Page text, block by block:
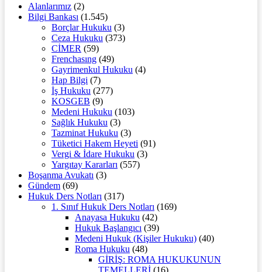
Alanlarımız (2)
Bilgi Bankası (1.545)
Borçlar Hukuku (3)
Ceza Hukuku (373)
CİMER (59)
Frenchasıng (49)
Gayrimenkul Hukuku (4)
Hap Bilgi (7)
İş Hukuku (277)
KOSGEB (9)
Medeni Hukuku (103)
Sağlık Hukuku (3)
Tazminat Hukuku (3)
Tüketici Hakem Heyeti (91)
Vergi & İdare Hukuku (3)
Yargıtay Kararları (557)
Boşanma Avukatı (3)
Gündem (69)
Hukuk Ders Notları (317)
1. Sınıf Hukuk Ders Notları (169)
Anayasa Hukuku (42)
Hukuk Başlangıcı (39)
Medeni Hukuk (Kişiler Hukuku) (40)
Roma Hukuku (48)
GİRİŞ: ROMA HUKUKUNUN
TEMELLERİ (16)